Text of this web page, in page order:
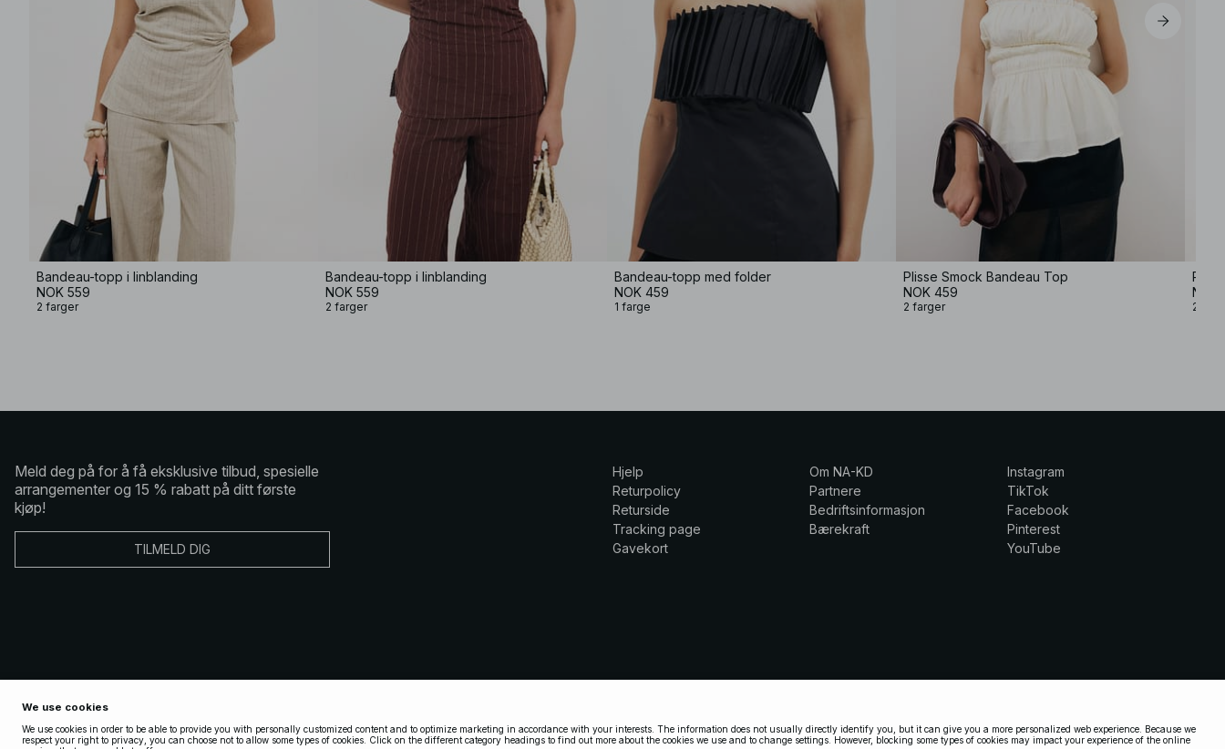
Bandeau-topp i linblanding
NOK 559
2 farger
Bandeau-topp i linblanding
NOK 559
2 farger
Bandeau-topp med folder
NOK 459
1 farge
Plisse Smock Bandeau Top
NOK 459
2 farger
NOK
2
Meld deg på for å få eksklusive tilbud, spesielle
arrangementer og 15 % rabatt på ditt første
kjøp!
TILMELD DIG
Hjelp
Returpolicy
Returside
Tracking page
Gavekort
Om NA-KD
Partnere
Bedriftsinformasjon
Bærekraft
Instagram
TikTok
Facebook
Pinterest
YouTube